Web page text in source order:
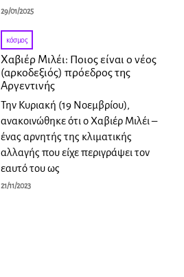
29/01/2025
κόσμος
Χαβιέρ Μιλέι: Ποιος είναι ο νέος
(αρκοδεξιός) πρόεδρος της
Αργεντινής
Την Κυριακή (19 Νοεμβρίου),
ανακοινώθηκε ότι ο Χαβιέρ Μιλέι –
ένας αρνητής της κλιματικής
αλλαγής που είχε περιγράψει τον
εαυτό του ως
21/11/2023